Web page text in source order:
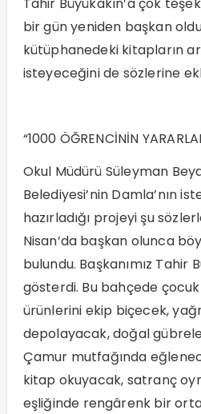
Tahir Büyükakın’a çok
bir gün yeniden başkan
kütüphanedeki kitapların
isteyeceğini de sözlerine
“1000 ÖĞRENCİNİN
Okul Müdürü Süleyman
Belediyesi’nin Damla’nın
hazırladığı projeyi şu
Nisan’da başkan olunca
bulundu. Başkanımız Tahir
gösterdi. Bu bahçede
ürünlerini ekip biçecek,
depolayacak, doğal
Çamur mutfağında
kitap okuyacak, satranç
eşliğinde rengârenk bir